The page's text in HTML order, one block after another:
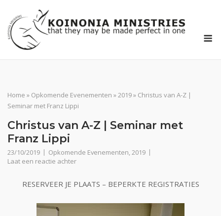
naar
de
inhoud
Home » Opkomende Evenementen »2019» Christus van A-Z |
Seminar met Franz Lippi
Christus van A-Z | Seminar met
Franz Lippi
23/10/2019 Opkomende Evenementen,2019
Laat een reactie achter
RESERVEER JE PLAATS – BEPERKTE REGISTRATIES